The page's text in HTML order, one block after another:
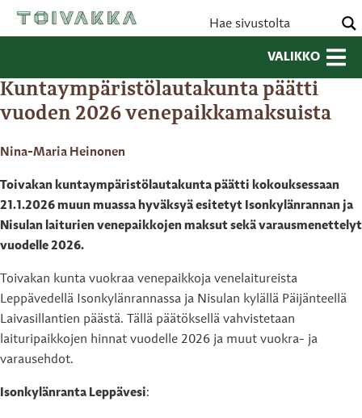
VALIKKO
Kuntaympäristölautakunta päätti
vuoden 2026 venepaikkamaksuista
Nina-Maria Heinonen
Toivakan kuntaympäristölautakunta päätti kokouksessaan
21.1.2026 muun muassa hyväksyä esitetyt Isonkylänrannan ja
Nisulan laiturien venepaikkojen maksut sekä varausmenettelyt
vuodelle 2026.
Toivakan kunta vuokraa venepaikkoja venelaitureista
Leppävedellä Isonkylänrannassa ja Nisulan kylällä Päijänteellä
Laivasillantien päästä. Tällä päätöksellä vahvistetaan
laituripaikkojen hinnat vuodelle 2026 ja muut vuokra- ja
varausehdot.
Isonkylänranta Leppävesi: